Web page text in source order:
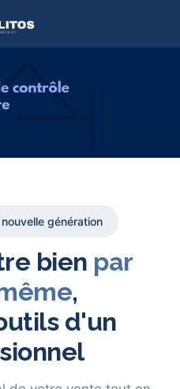
génération
bien par
,
d'un